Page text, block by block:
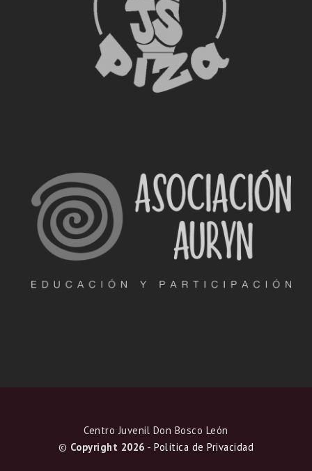
Centro Juvenil Don Bosco León
© Copyright 2026 -Política de Privacidad